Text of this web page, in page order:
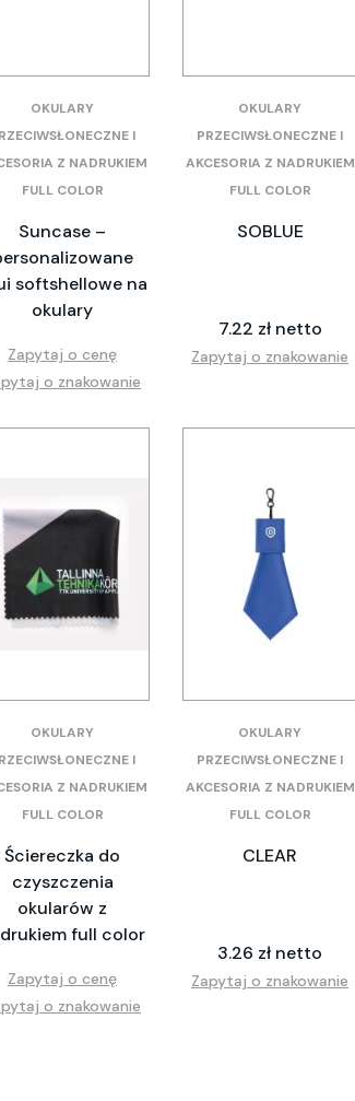
OKULARY
I
Z NADRUKIEM
FULL COLOR
Suncase –
softshellowe na
okulary
Zapytaj o cenę
o znakowanie
OKULARY
PRZECIWSŁONECZNE I
AKCESORIA Z NADRUKIEM
FULL COLOR
SOBLUE
7.22 zł netto
Zapytaj o znakowanie
OKULARY
I
Z NADRUKIEM
FULL COLOR
Ściereczka do
czyszczenia
okularów z
full color
Zapytaj o cenę
o znakowanie
OKULARY
PRZECIWSŁONECZNE I
AKCESORIA Z NADRUKIEM
FULL COLOR
CLEAR
3.26 zł netto
Zapytaj o znakowanie